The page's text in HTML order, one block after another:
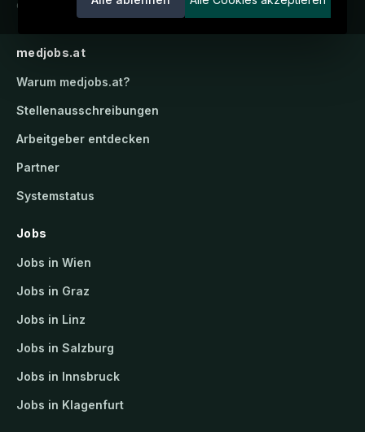
candidatis GmbH.
medjobs.at
Warum medjobs.at?
Stellenausschreibungen
Arbeitgeber entdecken
Partner
Systemstatus
Jobs
Jobs in Wien
Jobs in Graz
Jobs in Linz
Jobs in Salzburg
Jobs in Innsbruck
Jobs in Klagenfurt